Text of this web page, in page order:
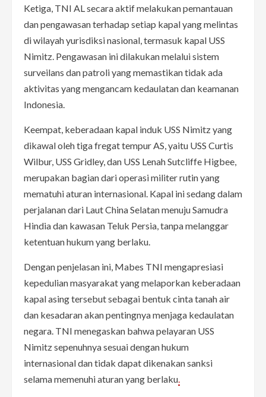
Ketiga, TNI AL secara aktif melakukan pemantauan
dan pengawasan terhadap setiap kapal yang melintas
di wilayah yurisdiksi nasional, termasuk kapal USS
Nimitz. Pengawasan ini dilakukan melalui sistem
surveilans dan patroli yang memastikan tidak ada
aktivitas yang mengancam kedaulatan dan keamanan
Indonesia.
Keempat, keberadaan kapal induk USS Nimitz yang
dikawal oleh tiga fregat tempur AS, yaitu USS Curtis
Wilbur, USS Gridley, dan USS Lenah Sutcliffe Higbee,
merupakan bagian dari operasi militer rutin yang
mematuhi aturan internasional. Kapal ini sedang dalam
perjalanan dari Laut China Selatan menuju Samudra
Hindia dan kawasan Teluk Persia, tanpa melanggar
ketentuan hukum yang berlaku.
Dengan penjelasan ini, Mabes TNI mengapresiasi
kepedulian masyarakat yang melaporkan keberadaan
kapal asing tersebut sebagai bentuk cinta tanah air
dan kesadaran akan pentingnya menjaga kedaulatan
negara. TNI menegaskan bahwa pelayaran USS
Nimitz sepenuhnya sesuai dengan hukum
internasional dan tidak dapat dikenakan sanksi
selama memenuhi aturan yang berlaku.